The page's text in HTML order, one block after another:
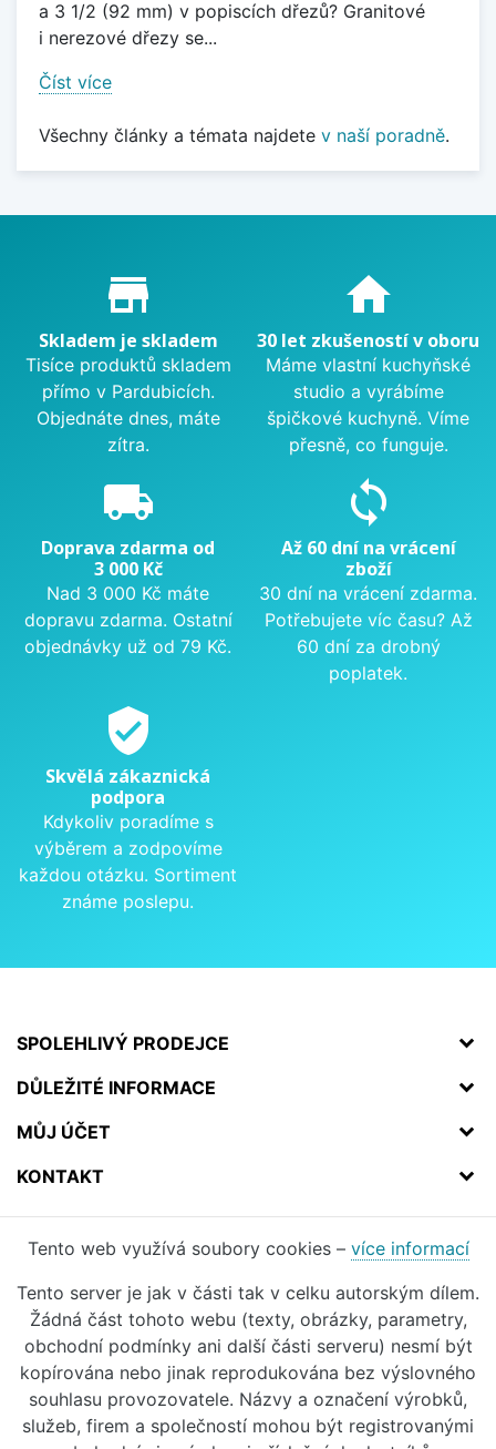
a 3 1/2 (92 mm) v popiscích dřezů? Granitové
i nerezové dřezy se...
Číst více
Všechny články a témata najdete v naší poradně.
Proč nakupovat u nás?
store_mall_directory
Skladem je skladem
Tisíce produktů skladem
přímo v Pardubicích.
Objednáte dnes, máte
zítra.
home
30 let zkušeností v oboru
Máme vlastní kuchyňské
studio a vyrábíme
špičkové kuchyně. Víme
přesně, co funguje.
local_shipping
Doprava zdarma od
3 000 Kč
Nad 3 000 Kč máte
dopravu zdarma. Ostatní
objednávky už od 79 Kč.
sync
Až 60 dní na vrácení
zboží
30 dní na vrácení zdarma.
Potřebujete víc času? Až
60 dní za drobný
poplatek.
verified_user
Skvělá zákaznická
podpora
Kdykoliv poradíme s
výběrem a zodpovíme
každou otázku. Sortiment
známe poslepu.
SPOLEHLIVÝ PRODEJCE
DŮLEŽITÉ INFORMACE
MŮJ ÚČET
KONTAKT
Tento web využívá soubory cookies – více informací
Tento server je jak v části tak v celku autorským dílem.
Žádná část tohoto webu (texty, obrázky, parametry,
obchodní podmínky ani další části serveru) nesmí být
kopírována nebo jinak reprodukována bez výslovného
souhlasu provozovatele. Názvy a označení výrobků,
služeb, firem a společností mohou být registrovanými